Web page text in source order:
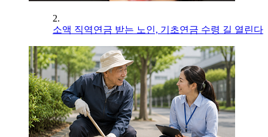
2.
소액 직역연금 받는 노인, 기초연금 수령 길 열린다